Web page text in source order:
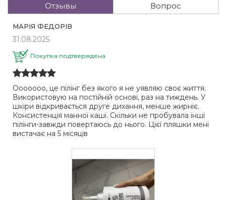
Отзывы Вопрос
МАРІЯ ФЕДОРІВ
31.08.2025
Покупка подтверждена
Ооооооо, це пілінг без якого я не уявляю своє життя.
Використовую на постійній основі, раз на тиждень. У
шкіри відкривається друге дихання, менше жирніє.
Консистенція манної каші. Скільки не пробувала інші
пілінги-завжди повертаюсь до нього. Цієї пляшки мені
вистачає на 5 місяців